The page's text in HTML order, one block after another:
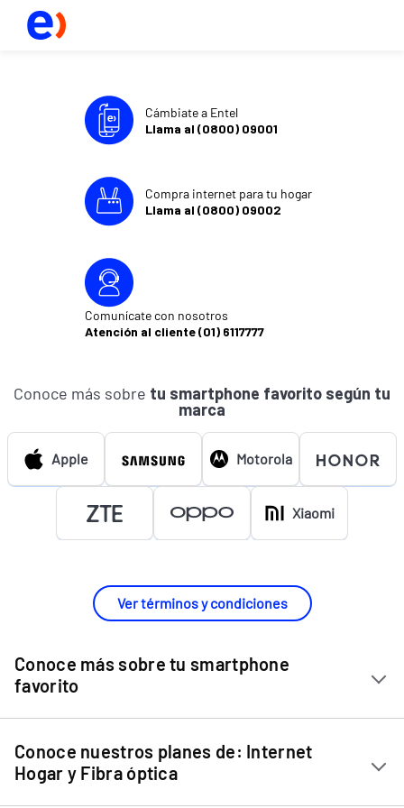
Cámbiate a Entel
Llama al (0800) 09001
Compra internet para tu hogar
Llama al (0800) 09002
Comunícate con nosotros
Atención al cliente (01) 6117777
Conoce más sobre tu smartphone favorito según tu
marca
Apple Motorola
Xiaomi
Ver términos y condiciones
Conoce más sobre tu smartphone
favorito
Chip Entel
Apple iPhone 11
Apple iPhone 12 Mini
Conoce nuestros planes de: Internet
Hogar y Fibra óptica